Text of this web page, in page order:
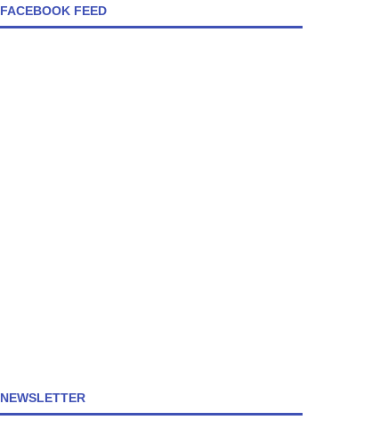
FACEBOOK FEED
NEWSLETTER